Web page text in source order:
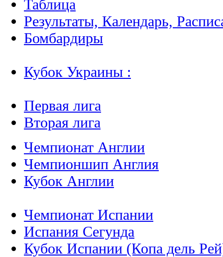
Таблица
Результаты, Календарь,
Бомбардиры
Кубок Украины :
Первая лига
Вторая лига
Чемпионат Англии
Чемпионшип Англия
Кубок Англии
Чемпионат Испании
Испания Сегунда
Кубок Испании (Копа дель